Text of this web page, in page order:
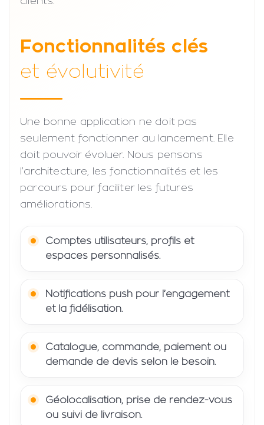
Fonctionnalités clés
et évolutivité
Une bonne application ne doit pas
seulement fonctionner au lancement. Elle
doit pouvoir évoluer. Nous pensons
l’architecture, les fonctionnalités et les
parcours pour faciliter les futures
améliorations.
Comptes utilisateurs, profils et
espaces personnalisés.
Notifications push pour l’engagement
et la fidélisation.
Catalogue, commande, paiement ou
demande de devis selon le besoin.
Géolocalisation, prise de rendez-vous
ou suivi de livraison.